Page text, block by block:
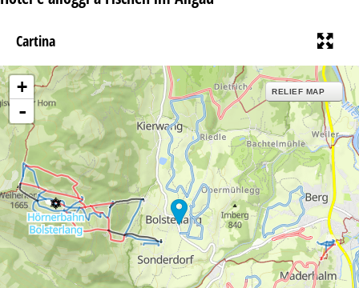
Cartina
+
-
RELIEF MAP